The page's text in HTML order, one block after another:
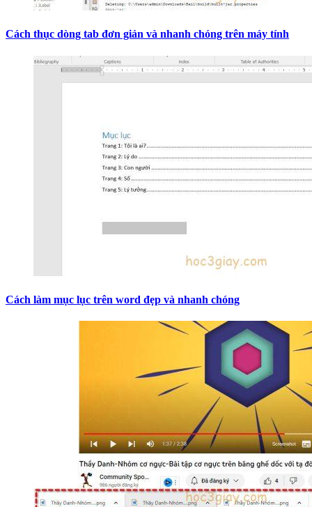
Cách thục dòng tab đơn giản và nhanh chóng trên máy tính
Cách làm mục lục trên word đẹp và nhanh chóng